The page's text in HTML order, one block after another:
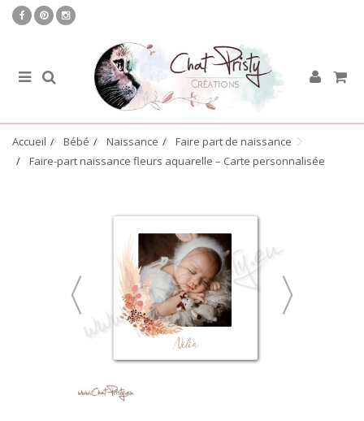
Accueil Bébé Naissance
Faire part de naissance
Faire-part naissance fleurs aquarelle – Carte personnalisée